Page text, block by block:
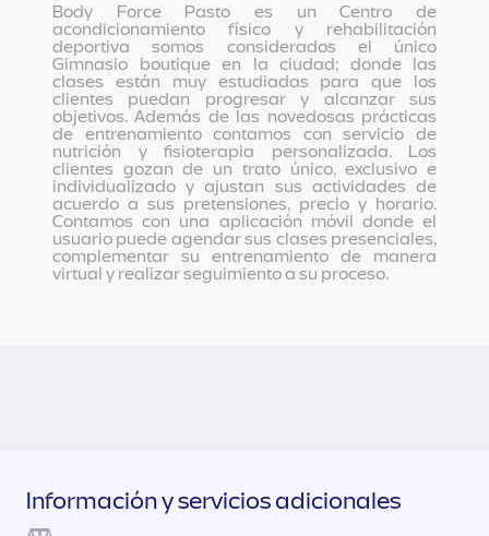
Body Force Pasto es un Centro de
acondicionamiento físico y rehabilitación
deportiva somos considerados el único
Gimnasio boutique en la ciudad; donde las
clases están muy estudiadas para que los
clientes puedan progresar y alcanzar sus
objetivos. Además de las novedosas prácticas
de entrenamiento contamos con servicio de
nutrición y fisioterapia personalizada. Los
clientes gozan de un trato único, exclusivo e
individualizado y ajustan sus actividades de
acuerdo a sus pretensiones, precio y horario.
Contamos con una aplicación móvil donde el
usuario puede agendar sus clases presenciales,
complementar su entrenamiento de manera
virtual y realizar seguimiento a su proceso.
Información y servicios adicionales